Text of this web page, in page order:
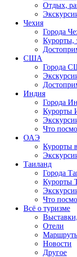
Отдых,
Чехия
Города
Курорты,
США
Города
Индия
Города
Курорты
Что
ОАЭ
Курорты
Таиланд
Города
Курорты
Что
Всё о туризме
Отели
Новости
Другое